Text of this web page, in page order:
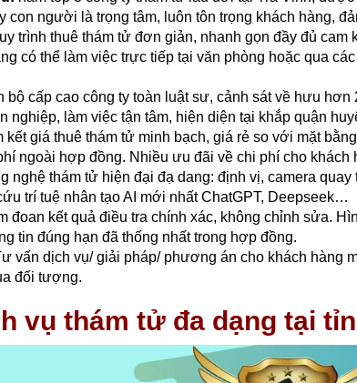
con người là trọng tâm, luôn tôn trọng khách hàng,
trình thuê thám tử đơn giản, nhanh gọn đầy đủ cam
có thể làm việc trực tiếp tại văn phòng hoặc qua
bộ cấp cao công ty toàn luật sư, cảnh sát về hưu
nghiệp, làm việc tận tâm, hiện diện tại khắp quận
kết giá thuê thám tử minh bạch, giá rẻ so với mặt
ngoài hợp đồng. Nhiều ưu đãi về chi phí cho
nghệ thám tử hiện đại đạ dang: định vị, camera
trí tuệ nhân tạo AI mới nhất ChatGPT, Deepseek…
đoan kết quả điều tra chính xác, không chỉnh sửa.
tin đúng hạn đã thống nhất trong hợp đồng.
vấn dịch vụ/ giải pháp/ phương án cho khách hàng
đối tượng.
vụ thám tử đa dạng tại